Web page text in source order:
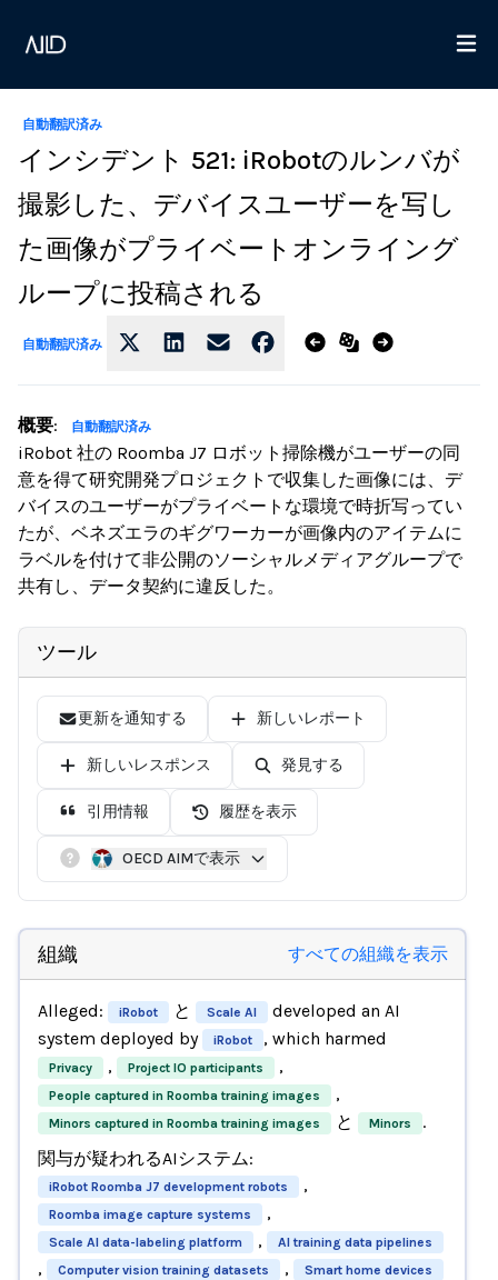
自動翻訳済み
インシデント 521: iRobotのルンバが
撮影した、デバイスユーザーを写し
た画像がプライベートオンライング
ループに投稿される
自動翻訳済み
概要: 自動翻訳済み
iRobot 社の Roomba J7 ロボット掃除機がユーザーの同
意を得て研究開発プロジェクトで収集した画像には、デ
バイスのユーザーがプライベートな環境で時折写ってい
たが、ベネズエラのギグワーカーが画像内のアイテムに
ラベルを付けて非公開のソーシャルメディアグループで
共有し、データ契約に違反した。
ツール
更新を通知する 新しいレポート
新しいレスポンス 発見する
引用情報 履歴を表示
OECD AIMで表示
組織 すべての組織を表示
Alleged: iRobot と Scale AI
developed an AI
system deployed by
iRobot , which harmed
Privacy , Project IO participants ,
People captured in Roomba training images ,
Minors captured in Roomba training images と Minors
.
関与が疑われるAIシステム:
iRobot Roomba J7 development robots ,
Roomba image capture systems ,
Scale AI data-labeling platform , AI training data pipelines
, Computer vision training datasets , Smart home devices